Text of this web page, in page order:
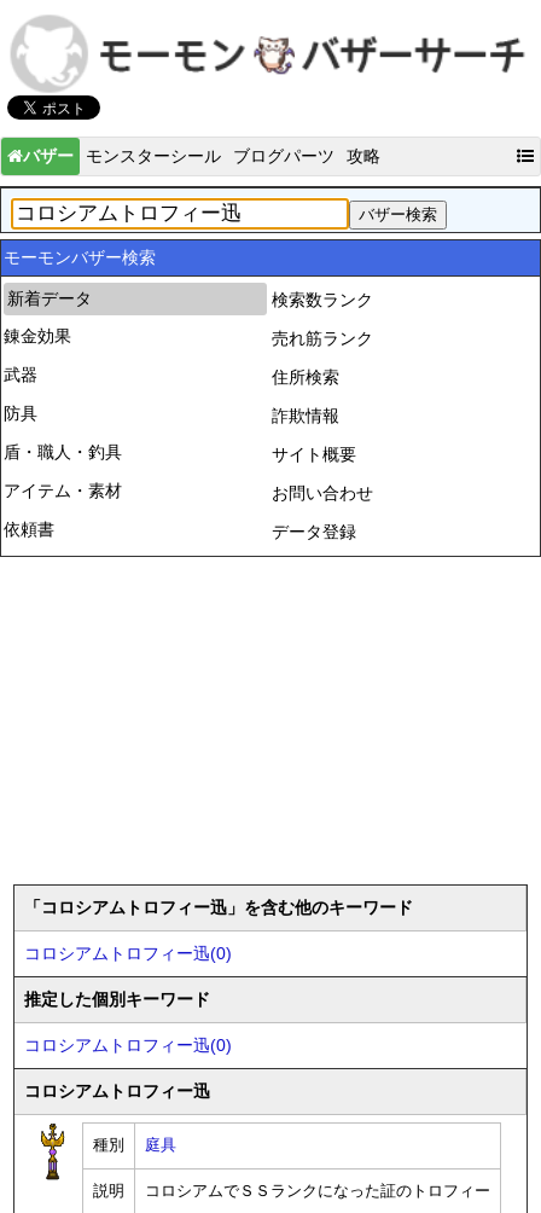
バザー モンスターシール ブログパーツ 攻略
モーモンバザー検索
新着データ
錬金効果
武器
防具
盾・職人・釣具
アイテム・素材
依頼書
検索数ランク
売れ筋ランク
住所検索
詐欺情報
サイト概要
お問い合わせ
データ登録
「コロシアムトロフィー迅」を含む他のキーワード
コロシアムトロフィー迅(0)
推定した個別キーワード
コロシアムトロフィー迅(0)
コロシアムトロフィー迅
種別 庭具
説明 コロシアムでＳＳランクになった証のトロフィー